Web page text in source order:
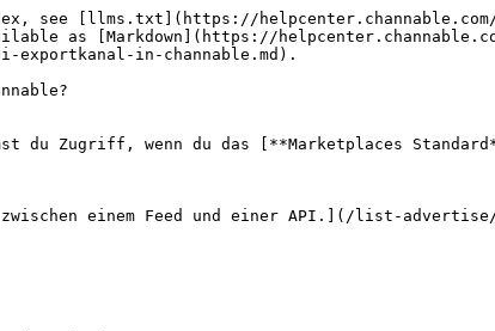
see [llms.txt](https://
as [Markdown](https://
exportkanal-in-channable.md).
du Zugriff, wenn du das [**Marketplaces
einem Feed und einer API.](/list-advertise/